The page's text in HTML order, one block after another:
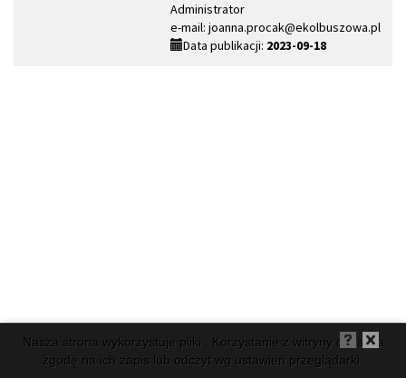
Administrator
e-mail: joanna.procak@ekolbuszowa.pl
Data publikacji: 2023-09-18
Nasza strona wykorzystuje pliki . Korzystanie z witryny oznacza
zgodę na ich zapis lub odczyt wg ustawień przeglądarki.